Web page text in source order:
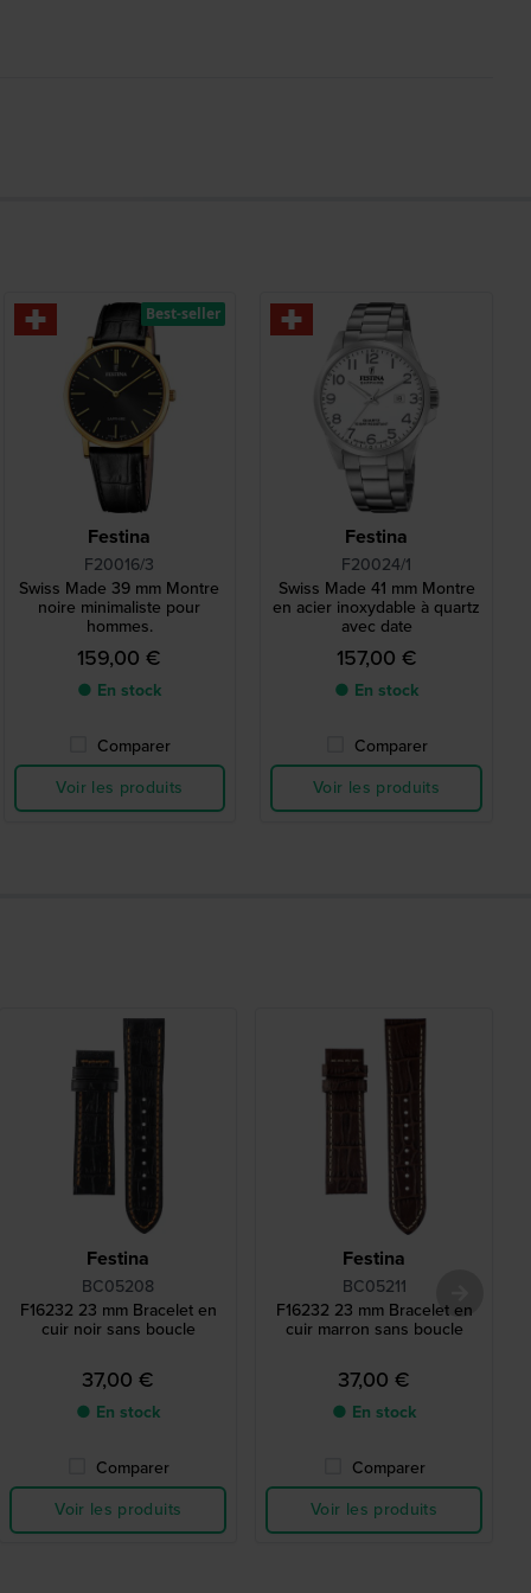
Festina
F20016/3
Swiss Made 39 mm Montre
noire minimaliste pour
hommes.
159,00 €
● En stock
Comparer
Voir les produits
Best-seller
Festina
F20024/1
Swiss Made 41 mm Montre
en acier inoxydable à quartz
avec date
157,00 €
● En stock
Comparer
Voir les produits
Festina
BC05208
F16232 23 mm Bracelet en
cuir noir sans boucle
37,00 €
● En stock
Comparer
Voir les produits
Festina
BC05211
F16232 23 mm Bracelet en
cuir marron sans boucle
37,00 €
● En stock
Comparer
Voir les produits